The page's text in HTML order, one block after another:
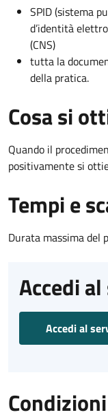
SPID (sistema
d’identità
(CNS)
tutta la
della pratica.
Cosa si
Quando il
positivamente si
Tempi e
Durata massima del
Accedi
Accedi al